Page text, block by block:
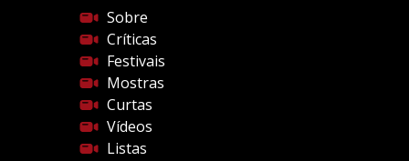
Sobre
Críticas
Festivais
Mostras
Curtas
Vídeos
Listas